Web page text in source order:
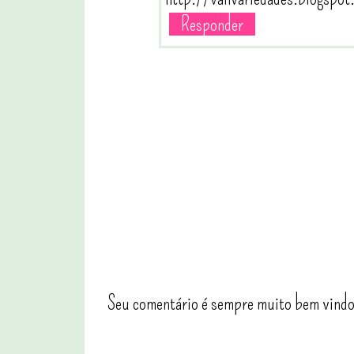
Responder
Seu comentário é sempre muito bem